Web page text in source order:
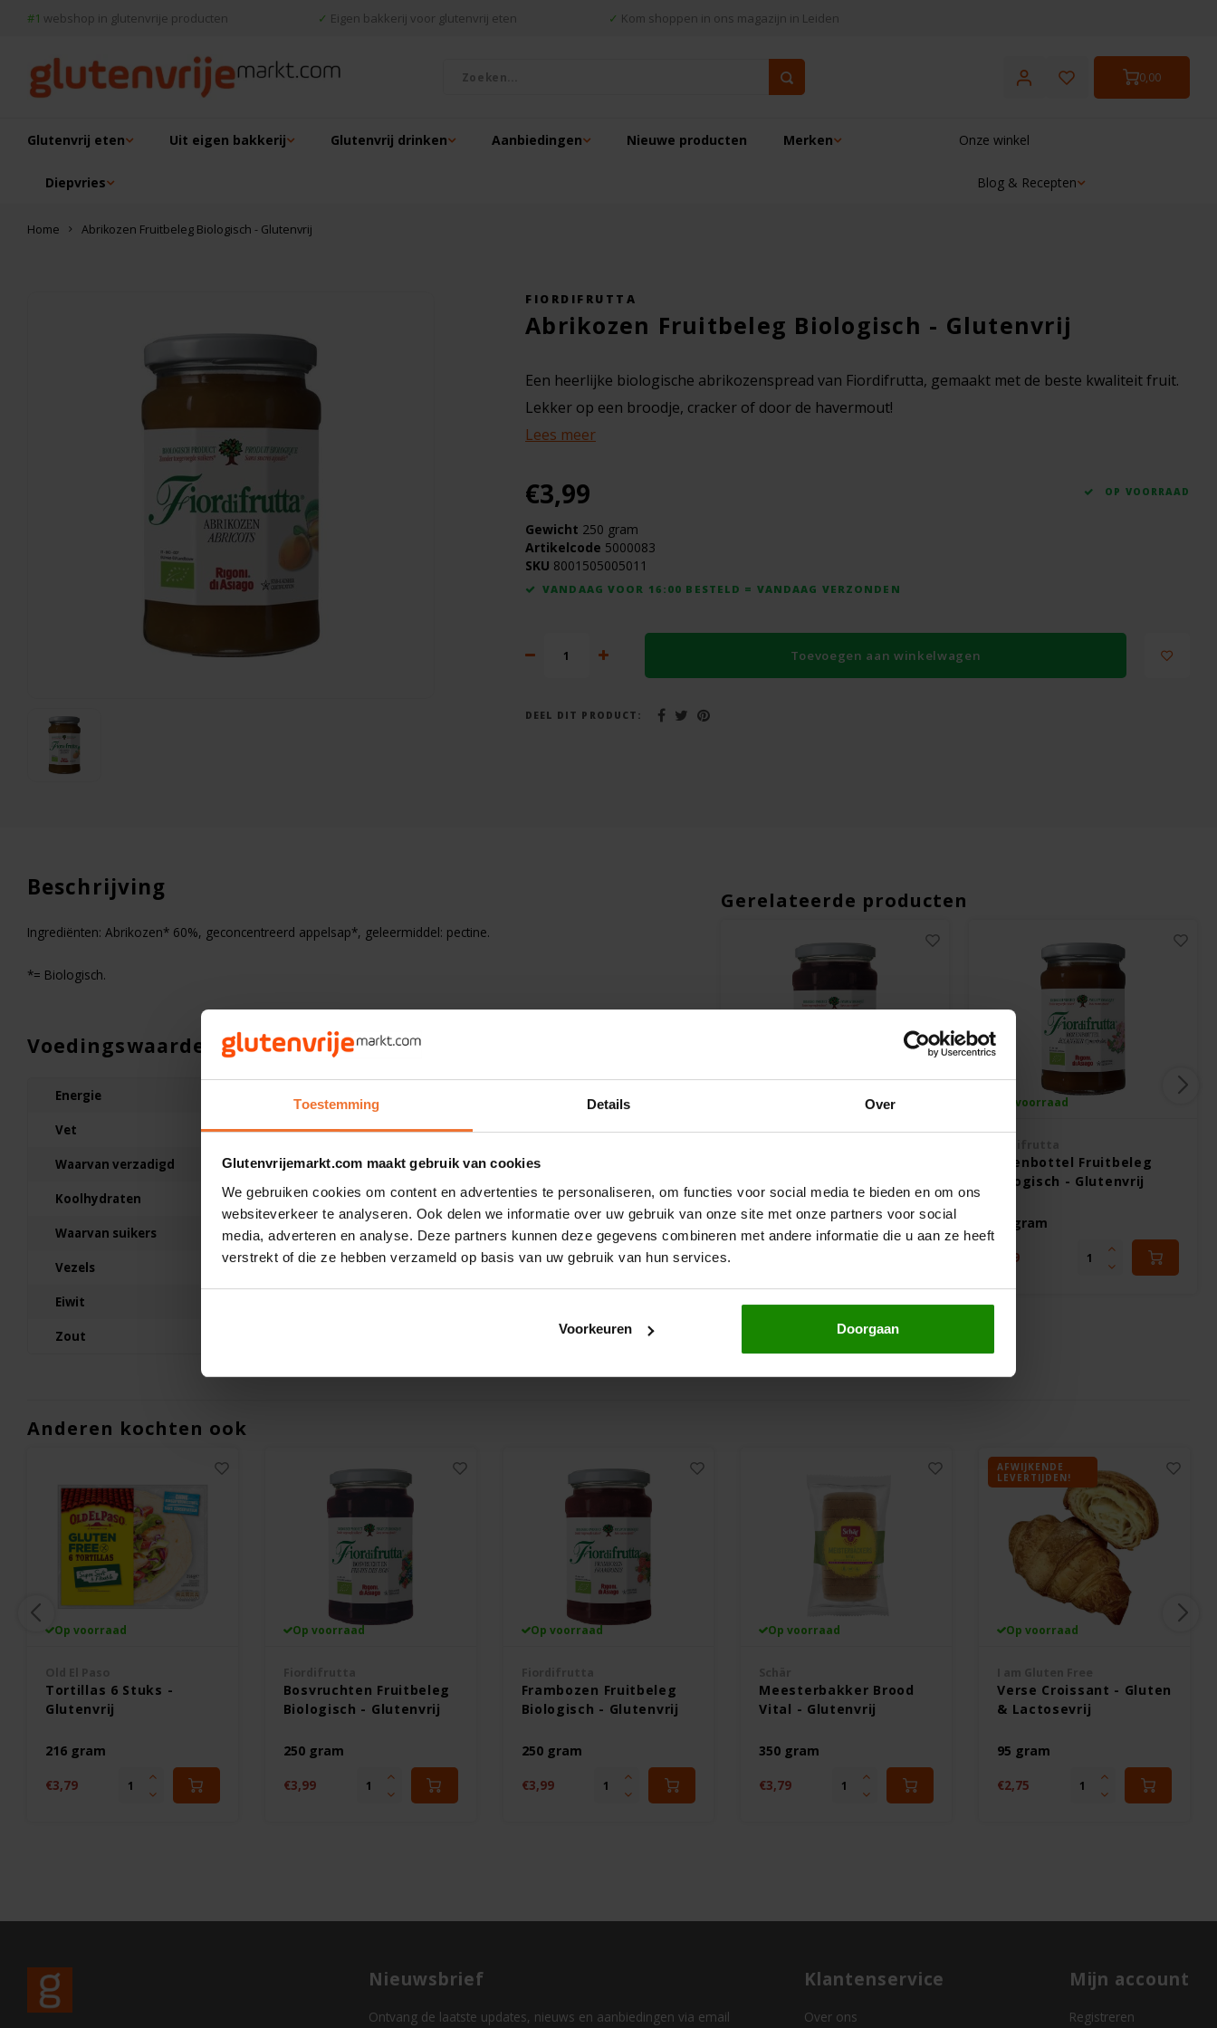
Toestemming Details Over
Glutenvrijemarkt.com maakt gebruik van cookies
We gebruiken cookies om content en advertenties te personaliseren, om functies voor social media te bieden en om ons
websiteverkeer te analyseren. Ook delen we informatie over uw gebruik van onze site met onze partners voor social
media, adverteren en analyse. Deze partners kunnen deze gegevens combineren met andere informatie die u aan ze heeft
verstrekt of die ze hebben verzameld op basis van uw gebruik van hun services.
Voorkeuren Doorgaan
#1 webshop in glutenvrije producten ✓ Eigen bakkerij voor glutenvrij eten ✓ Kom shoppen in ons magazijn in Leiden
0,00
Glutenvrij eten Uit eigen bakkerij Glutenvrij drinken Aanbiedingen Nieuwe producten Merken
Diepvries
Onze winkel
Blog & Recepten
Home Abrikozen Fruitbeleg Biologisch - Glutenvrij
Blauwe Bosbes Fruitbeleg Biologisch - Glutenvrij
FIORDIFRUTTA
Abrikozen Fruitbeleg Biologisch - Glutenvrij
Een heerlijke biologische abrikozenspread van Fiordifrutta, gemaakt met de beste kwaliteit fruit.
Lekker op een broodje, cracker of door de havermout!
Lees meer
€3,99 OP VOORRAAD
Gewicht 250 gram
Artikelcode 5000083
SKU 8001505005011
VANDAAG VOOR 16:00 BESTELD = VANDAAG VERZONDEN
Toevoegen aan winkelwagen
DEEL DIT PRODUCT:
Beschrijving
Ingrediënten: Abrikozen* 60%, geconcentreerd appelsap*, geleermiddel: pectine.
*= Biologisch.
Voedingswaarden
Energie 655kJ/155kcal
Vet 0g
Waarvan verzadigd 0g
Koolhydraten 38g
Waarvan suikers 34g
Vezels 2,5g
Eiwit
Zout
Gerelateerde producten
Op voorraad
Sambal Badjak Biologisch
110 gram
€3,69
Thaise Tom Kha Soep
50 gram
€2,69
250 gram
Op voorraad
Rozenbottel Fruitbeleg
Biologisch - Glutenvrij
250 gram
€3,99
Anderen kochten ook
Op voorraad
Tortillas 6 Stuks -
Glutenvrij
216 gram
€3,79
Op voorraad
Bosvruchten Fruitbeleg
Biologisch - Glutenvrij
250 gram
€3,99
Op voorraad
Frambozen Fruitbeleg
Biologisch - Glutenvrij
250 gram
€3,99
Op voorraad
Meesterbakker Brood
Vital - Glutenvrij
350 gram
€3,79
AFWIJKENDE
LEVERTIJDEN!
Op voorraad
Verse Croissant - Gluten
& Lactosevrij
95 gram
€2,75
Nieuwsbrief
Ontvang de laatste updates, nieuws en aanbiedingen via email
Klantenservice
Over ons
Mijn account
Registreren